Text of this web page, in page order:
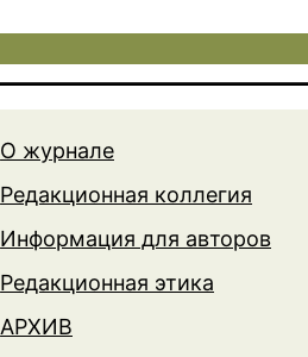
О журнале
Редакционная коллегия
Информация для авторов
Редакционная этика
АРХИВ